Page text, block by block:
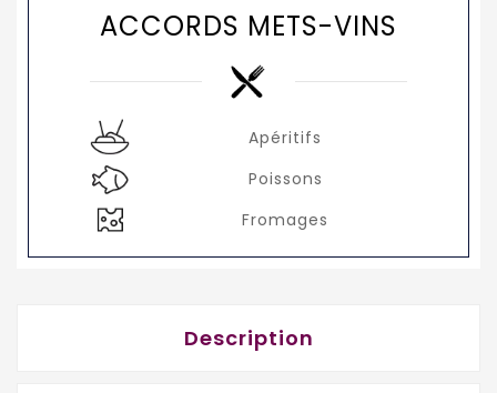
ACCORDS METS-VINS
Apéritifs
Poissons
Fromages
Description